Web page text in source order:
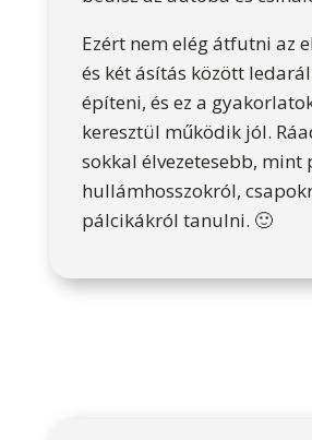
Ezért nem elég átfutni az
és két ásítás között
építeni, és ez a
keresztül működik jól.
sokkal élvezetesebb, mint
hullámhosszokról,
pálcikákról tanulni. 🙂